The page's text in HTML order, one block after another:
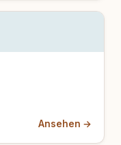
Ansehen →